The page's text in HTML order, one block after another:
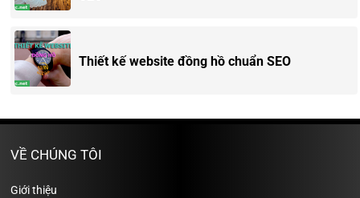
Thiết kế website đồng hồ chuẩn SEO
VỀ CHÚNG TÔI
Giới thiệu